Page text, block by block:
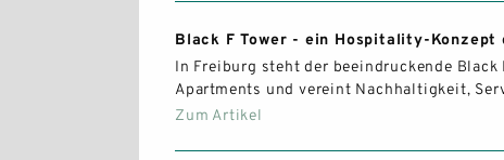
Black F Tower - ein Hospitality-Konzept
In Freiburg steht der beeindruckende
Apartments und vereint Nachhaltigkeit,
Zum Artikel